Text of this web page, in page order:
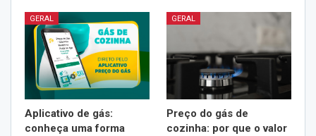
GERAL
Aplicativo de gás:
conheça uma forma
GERAL
Preço do gás de
cozinha: por que o valor